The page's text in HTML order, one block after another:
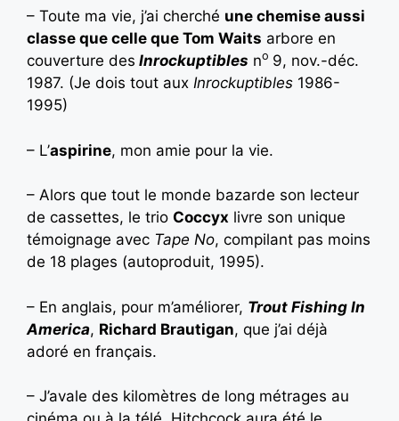
– Toute ma vie, j’ai cherché une chemise aussi
classe que celle que Tom Waits arbore en
couverture des Inrockuptibles no 9, nov.-déc.
1987. (Je dois tout aux Inrockuptibles 1986-
1995)
– L’aspirine, mon amie pour la vie.
– Alors que tout le monde bazarde son lecteur
de cassettes, le trio Coccyx livre son unique
témoignage avec Tape No, compilant pas moins
de 18 plages (autoproduit, 1995).
– En anglais, pour m’améliorer, Trout Fishing In
America, Richard Brautigan, que j’ai déjà
adoré en français.
– J’avale des kilomètres de long métrages au